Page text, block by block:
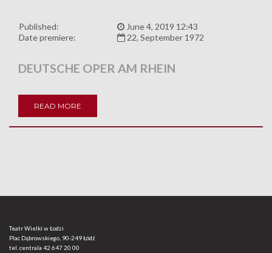
Published:
June 4, 2019 12:43
Date premiere:
22, September 1972
DEUTSCHE OPER AM RHEIN
READ MORE
Teatr Wielki w Łodzi
Plac Dąbrowskiego, 90-249 Łódź
tel. centrala 42 647 20 00